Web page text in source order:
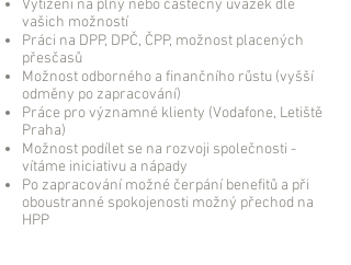
Vytížení na plný nebo částečný úvazek dle
vašich možností
Práci na DPP, DPČ, ČPP, možnost placených
přesčasů
Možnost odborného a finančního růstu (vyšší
odměny po zapracování)
Práce pro významné klienty (Vodafone, Letiště
Praha)
Možnost podílet se na rozvoji společnosti -
vítáme iniciativu a nápady
Po zapracování možné čerpání benefitů a při
oboustranné spokojenosti možný přechod na
HPP